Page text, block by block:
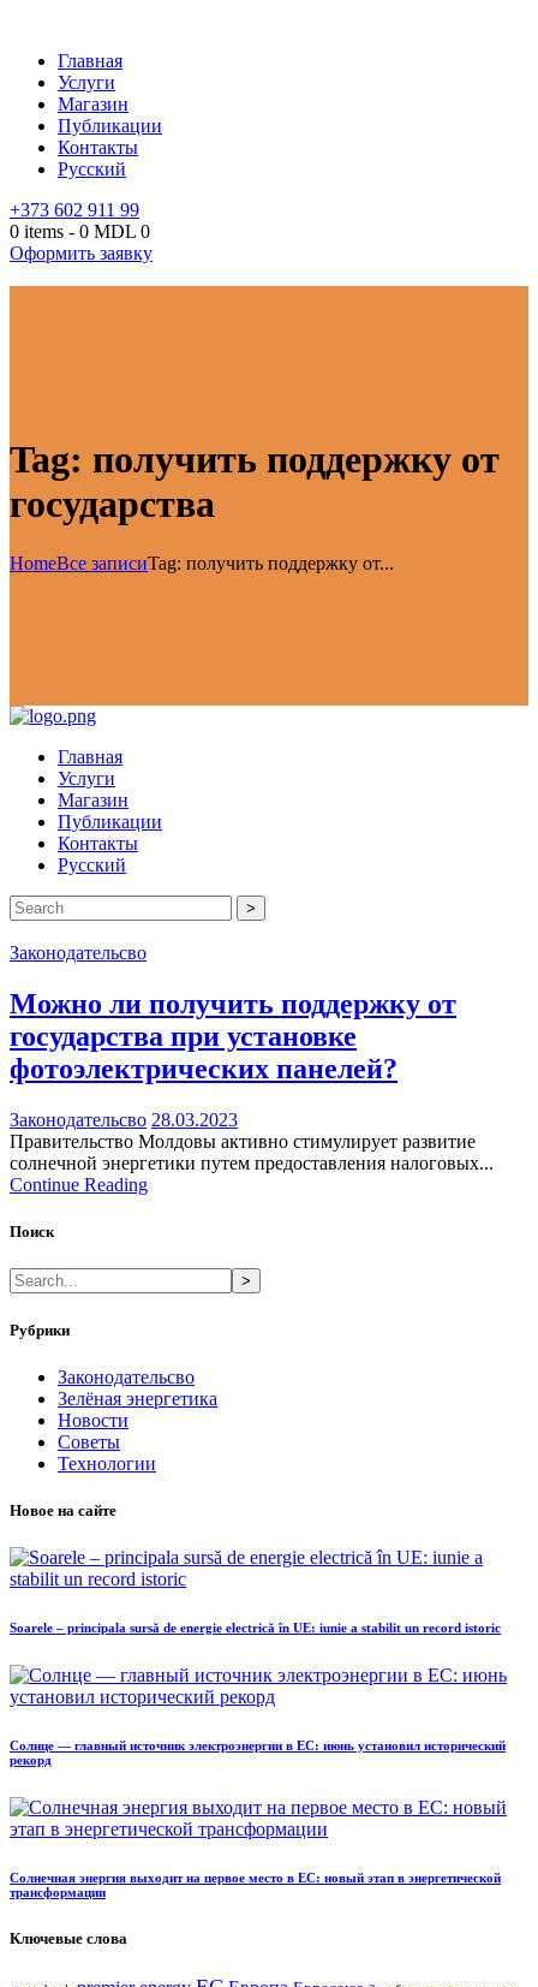
Главная
Услуги
Магазин
Публикации
Контакты
Русский
+373 602 911 99
0 items - 0 MDL 0
Оформить заявку
Tag: получить поддержку от
государства
HomeВсе записиTag: получить поддержку от...
Главная
Услуги
Магазин
Публикации
Контакты
Русский
>
Законодательсво
Можно ли получить поддержку от
государства при установке
фотоэлектрических панелей?
Законодательсво 28.03.2023
Правительство Молдовы активно стимулирует развитие
солнечной энергетики путем предоставления налоговых...
Continue Reading
Поиск
>
Рубрики
Законодательсво
Зелёная энергетика
Новости
Советы
Технологии
Новое на сайте
Soarele – principala sursă de energie electrică în UE: iunie a stabilit un record istoric
Солнце — главный источник электроэнергии в ЕС: июнь установил исторический
рекорд
Солнечная энергия выходит на первое место в ЕС: новый этап в энергетической
трансформации
Ключевые слова